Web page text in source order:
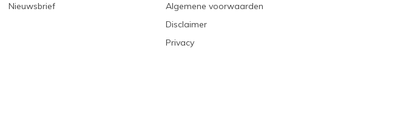
Nieuwsbrief
Algemene voorwaarden
Disclaimer
Privacy